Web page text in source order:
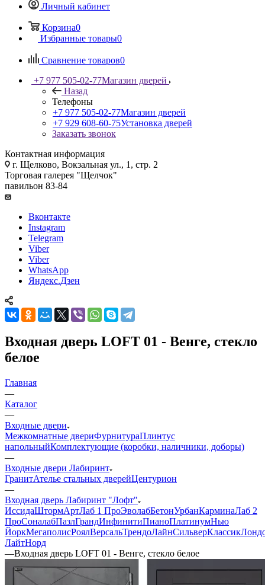
Личный кабинет
Корзина0
Избранные товары0
Сравнение товаров0
+7 977 505-02-77Магазин дверей
Назад
Телефоны
+7 977 505-02-77Магазин дверей
+7 929 608-60-75Установка дверей
Заказать звонок
Контактная информация
г. Щелково, Вокзальная ул., 1, стр. 2
Торговая галерея "Щелчок"
павильон 83-84
Вконтакте
Instagram
Telegram
Viber
Viber
WhatsApp
Яндекс.Дзен
Входная дверь LOFT 01 - Венге, стекло
белое
Главная
—
Каталог
—
Входные двери
Межкомнатные двериФурнитураПлинтус
напольныйКомплектующие (коробки, наличники, доборы)
—
Входные двери Лабиринт
ГранитАтелье стальных дверейЦентурион
—
Входная дверь Лабиринт "Лофт"
ИссидаШтормАртЛаб 1 ПроЭволабБетонУрбанКарминаЛаб 2
ПроСоналабПазлГрандИнфинитиПианоПлатинумНью
ЙоркМегаполисРоялВерсальТрендоЛайнСильверКлассик
ЛайтНорд
—Входная дверь LOFT 01 - Венге, стекло белое